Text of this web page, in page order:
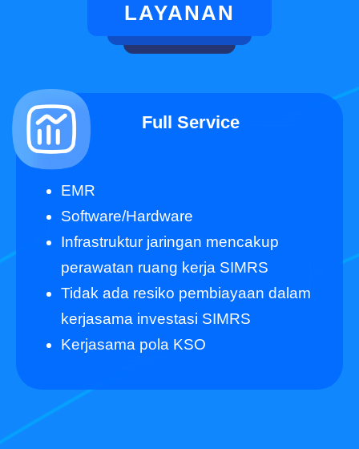
LAYANAN
Full Service
EMR
Software/Hardware
Infrastruktur jaringan mencakup
perawatan ruang kerja SIMRS
Tidak ada resiko pembiayaan dalam
kerjasama investasi SIMRS
Kerjasama pola KSO